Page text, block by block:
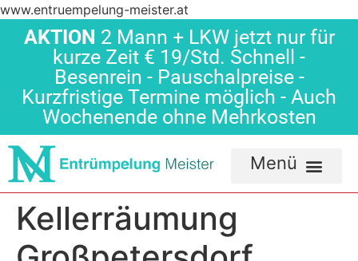
www.entruempelung-meister.at
AKTION 2 Mann + LKW jetzt nur für
kurze Zeit € 19/Std. Schnell -
Besenrein - Pauschalpreise -
Kurzfristige Termine möglich - Auch
Wochenende ohne Mehrkosten
Kellerräumung